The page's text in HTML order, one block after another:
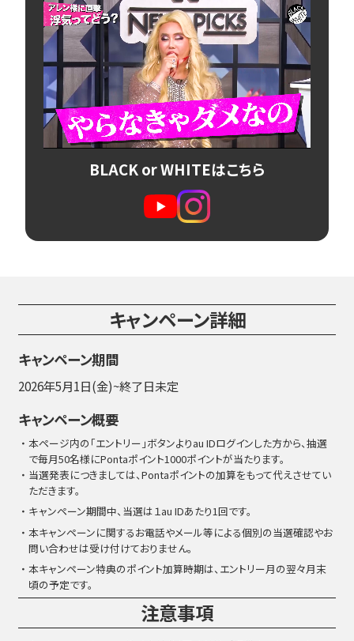
BLACK or WHITEはこちら
キャンペーン詳細
キャンペーン期間
2026年5月1日(金)~終了日未定
キャンペーン概要
・本ページ内の「エントリー」ボタンよりau IDログインした方から、抽選
で毎月50名様にPontaポイント1000ポイントが当たります。
・当選発表につきましては、Pontaポイントの加算をもって代えさせてい
ただきます。
・キャンペーン期間中、当選は１au IDあたり1回です。
・本キャンペーンに関するお電話やメール等による個別の当選確認やお
問い合わせは受け付けておりません。
・本キャンペーン特典のポイント加算時期は、エントリー月の翌々月末
頃の予定です。
注意事項